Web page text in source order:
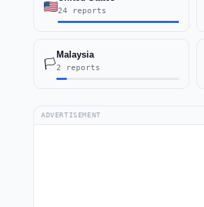
24 reports
🏳️
Malaysia
2 reports
ADVERTISEMENT